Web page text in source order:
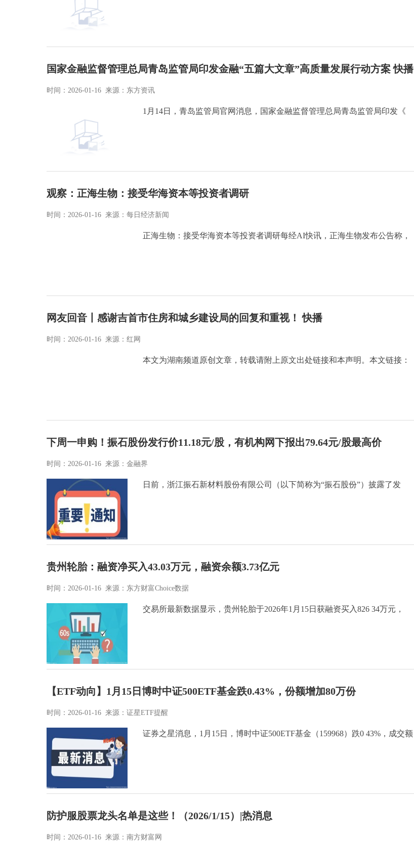
国家金融监督管理总局青岛监管局印发金融“五篇大文章”高质量发展行动方案 快播
时间：2026-01-16 来源：东方资讯
1月14日，青岛监管局官网消息，国家金融监督管理总局青岛监管局印发《
观察：正海生物：接受华海资本等投资者调研
时间：2026-01-16 来源：每日经济新闻
正海生物：接受华海资本等投资者调研每经AI快讯，正海生物发布公告称，
网友回音丨感谢吉首市住房和城乡建设局的回复和重视！ 快播
时间：2026-01-16 来源：红网
本文为湖南频道原创文章，转载请附上原文出处链接和本声明。本文链接：
下周一申购！振石股份发行价11.18元/股，有机构网下报出79.64元/股最高价
时间：2026-01-16 来源：金融界
日前，浙江振石新材料股份有限公司（以下简称为“振石股份”）披露了发
贵州轮胎：融资净买入43.03万元，融资余额3.73亿元
时间：2026-01-16 来源：东方财富Choice数据
交易所最新数据显示，贵州轮胎于2026年1月15日获融资买入826 34万元，
【ETF动向】1月15日博时中证500ETF基金跌0.43%，份额增加80万份
时间：2026-01-16 来源：证星ETF提醒
证券之星消息，1月15日，博时中证500ETF基金（159968）跌0 43%，成交额
防护服股票龙头名单是这些！（2026/1/15）|热消息
时间：2026-01-16 来源：南方财富网